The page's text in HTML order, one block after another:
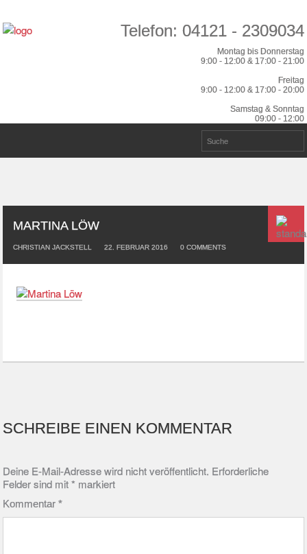
Telefon: 04121 - 2309034
Montag bis Donnerstag
9:00 - 12:00 & 17:00 - 21:00
Freitag
9:00 - 12:00 & 17:00 - 20:00
Samstag & Sonntag
09:00 - 12:00
MARTINA LÖW
CHRISTIAN JACKSTELL 22. FEBRUAR 2016 0 COMMENTS
SCHREIBE EINEN KOMMENTAR
Deine E-Mail-Adresse wird nicht veröffentlicht. Erforderliche
Felder sind mit* markiert
Kommentar*